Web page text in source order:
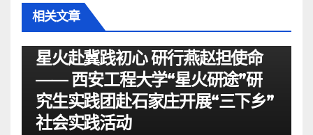
相关文章
星火赴冀践初心 研行燕赵担使命
—— 西安工程大学“星火研途”研
究生实践团赴石家庄开展“三下乡”
社会实践活动